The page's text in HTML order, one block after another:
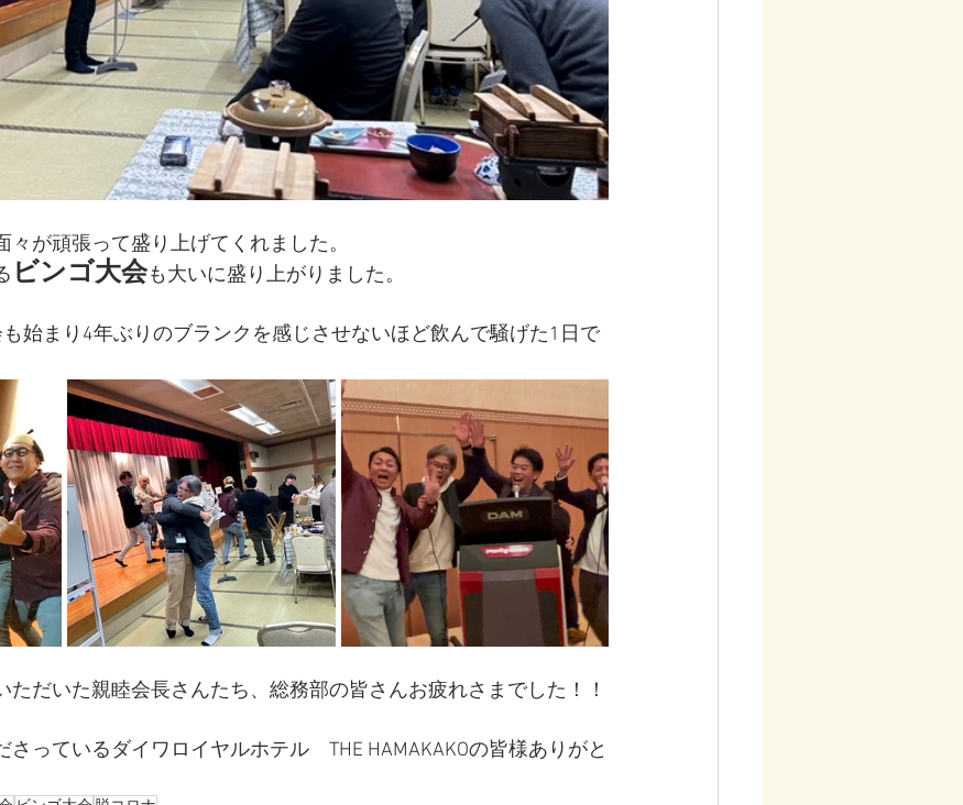
が頑張って盛り上げてくれました。
ビンゴ大会も大いに盛り上がりました。
始まり4年ぶりのブランクを感じさせないほど飲んで騒げた1日で
ただいた親睦会長さんたち、総務部の皆さんお疲れさまでした！！
っているダイワロイヤルホテル　THE HAMAKAKOの皆様ありがと